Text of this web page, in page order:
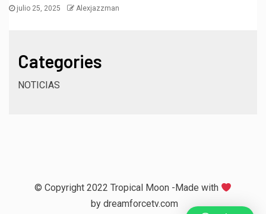
julio 25, 2025 Alexjazzman
Categories
NOTICIAS
© Copyright 2022 Tropical Moon -Made with
by dreamforcetv.com